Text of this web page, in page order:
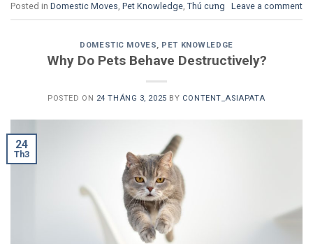
Posted in Domestic Moves, Pet Knowledge, Thú cưng Leave a comment
DOMESTIC MOVES, PET KNOWLEDGE
Why Do Pets Behave Destructively?
POSTED ON 24 THÁNG 3, 2025 BY CONTENT_ASIAPATA
24
Th3